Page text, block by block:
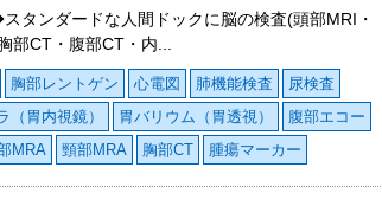
タンダードな人間ドックに脳の検査(頭部MRI・
部CT・腹部CT・内...
胸部レントゲン 心電図 肺機能検査
尿検査
（胃内視鏡） 胃バリウム（胃透視）
腹部エコー
MRA 頸部MRA 胸部CT 腫瘍マーカー